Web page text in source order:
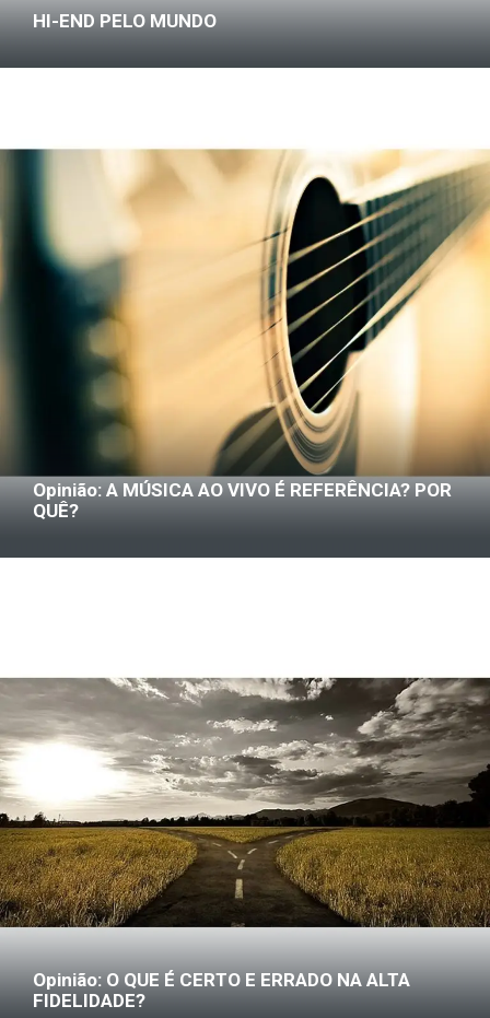
HI-END PELO MUNDO
Opinião: A MÚSICA AO VIVO É REFERÊNCIA? POR
QUÊ?
Opinião: O QUE É CERTO E ERRADO NA ALTA
FIDELIDADE?